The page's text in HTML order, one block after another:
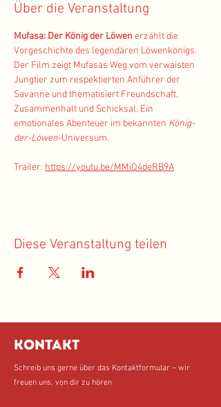
Über die Veranstaltung
Mufasa: Der König der Löwen erzählt die
Vorgeschichte des legendären Löwenkönigs.
Der Film zeigt Mufasas Weg vom verwaisten
Jungtier zum respektierten Anführer der
Savanne und thematisiert Freundschaft,
Zusammenhalt und Schicksal. Ein
emotionales Abenteuer im bekannten König-
der-Löwen-Universum.
Trailer: https://youtu.be/MMiO4deRB9A
Diese Veranstaltung teilen
Kontakt
Schreib uns gerne über das Kontaktformular – wir
freuen uns, von dir zu hören